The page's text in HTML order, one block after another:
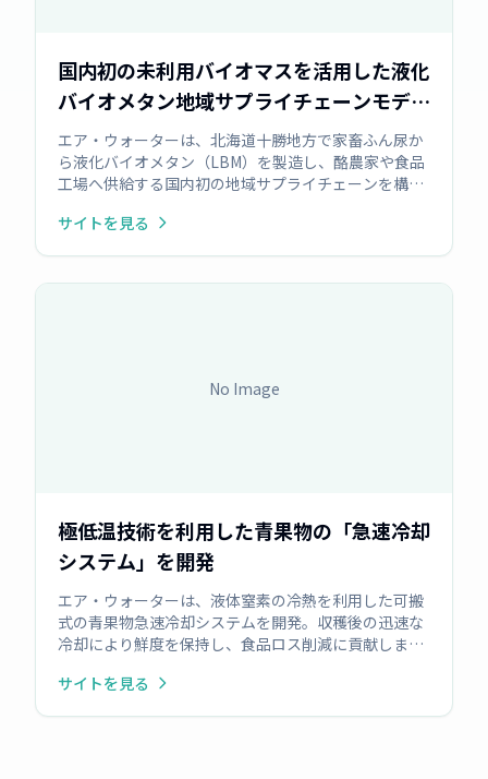
国内初の未利用バイオマスを活用した液化
バイオメタン地域サプライチェーンモデル
が新エネ大賞「新エネルギー財団会長賞」
を受賞
エア・ウォーターは、北海道十勝地方で家畜ふん尿か
ら液化バイオメタン（LBM）を製造し、酪農家や食品
工場へ供給する国内初の地域サプライチェーンを構
され、新エネ大賞を受賞しました 。
サイトを見る
No Image
極低温技術を利用した青果物の「急速冷却
システム」を開発
エア・ウォーターは、液体窒素の冷熱を利用した可搬
式の青果物急速冷却システムを開発。収穫後の迅速な
冷却により鮮度を保持し、食品ロス削減に貢献しま
と持続可能な農業支援を目指します 。
サイトを見る